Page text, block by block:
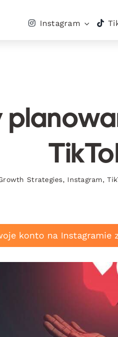
Instagram
Strategies, Instagram,
konto na